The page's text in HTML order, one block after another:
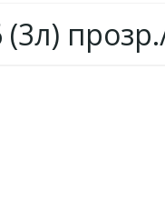
(3л)